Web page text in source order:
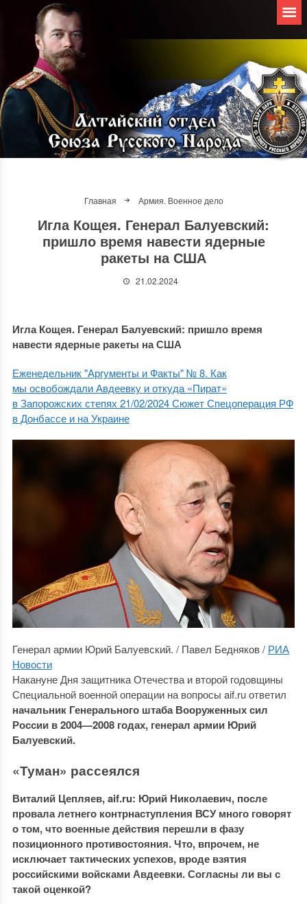
Главная Армия. Военное дело
Игла Кощея. Генерал Балуевский:
пришло время навести ядерные
ракеты на США
21.02.2024
Игла Кощея. Генерал Балуевский: пришло время
навести ядерные ракеты на США
Еженедельник "Аргументы и Факты" № 8. Как
мы освобождали Авдеевку и откуда «Пират»
в Запорожских степях 21/02/2024Сюжет Спецоперация РФ
в Донбассе и на Украине
Генерал армии Юрий Балуевский. / Павел Бедняков / РИА
Новости
Накануне Дня защитника Отечества и второй годовщины
Специальной военной операции на вопросы aif.ru ответил
начальник Генерального штаба Вооруженных сил
России в 2004—2008 годах, генерал армии Юрий
Балуевский.
«Туман» рассеялся
Виталий Цепляев,aif.ru: Юрий Николаевич, после
провала летнего контрнаступления ВСУ много говорят
о том, что военные действия перешли в фазу
позиционного противостояния. Что, впрочем, не
исключает тактических успехов, вроде взятия
российскими войсками Авдеевки. Согласны ли вы с
такой оценкой?